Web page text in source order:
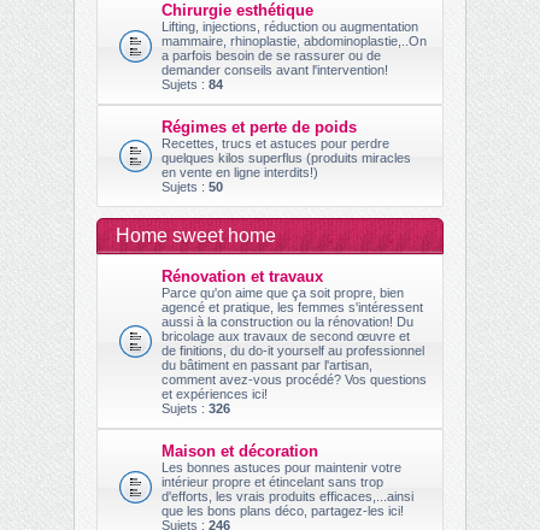
Chirurgie esthétique
Lifting, injections, réduction ou augmentation
mammaire, rhinoplastie, abdominoplastie,..On
a parfois besoin de se rassurer ou de
demander conseils avant l'intervention!
Sujets : 84
Régimes et perte de poids
Recettes, trucs et astuces pour perdre
quelques kilos superflus (produits miracles
en vente en ligne interdits!)
Sujets : 50
Home sweet home
Rénovation et travaux
Parce qu'on aime que ça soit propre, bien
agencé et pratique, les femmes s'intéressent
aussi à la construction ou la rénovation! Du
bricolage aux travaux de second œuvre et
de finitions, du do-it yourself au professionnel
du bâtiment en passant par l'artisan,
comment avez-vous procédé? Vos questions
et expériences ici!
Sujets : 326
Maison et décoration
Les bonnes astuces pour maintenir votre
intérieur propre et étincelant sans trop
d'efforts, les vrais produits efficaces,...ainsi
que les bons plans déco, partagez-les ici!
Sujets : 246